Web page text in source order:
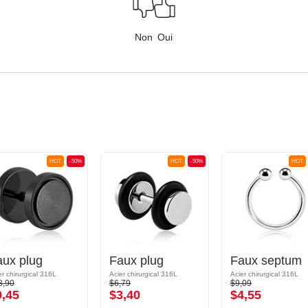
Non Oui
-50%
HOT
plug
chirurgical 316L
-50%
HOT
Faux plug
Acier chirurgical 316L
$6,79
$3,40
HOT
Faux septum
Acier chirurgical 316L
$9,09
$4,55